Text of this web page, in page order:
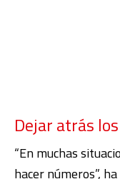
Dejar atrás
“En muchas
hacer números”,